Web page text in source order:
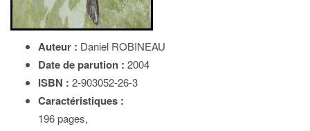
Auteur : Daniel ROBINEAU
Date de parution : 2004
ISBN : 2-903052-26-3
Caractéristiques :
196 pages,